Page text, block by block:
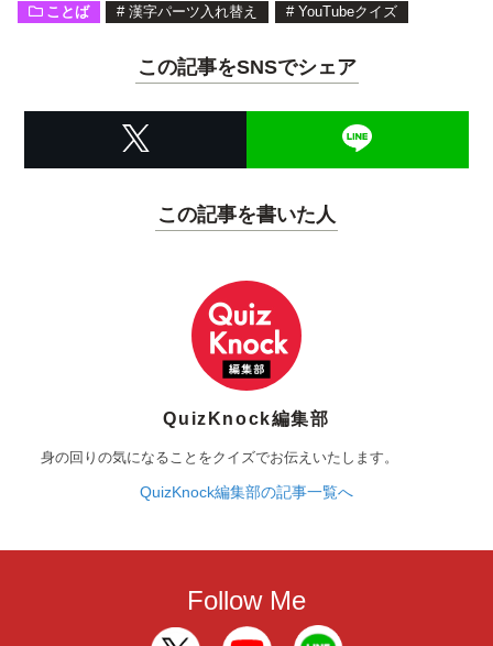
ことば # 漢字パーツ入れ替え # YouTubeクイズ
この記事をSNSでシェア
この記事を書いた人
QuizKnock編集部
身の回りの気になることをクイズでお伝えいたします。
QuizKnock編集部の記事一覧へ
Follow Me